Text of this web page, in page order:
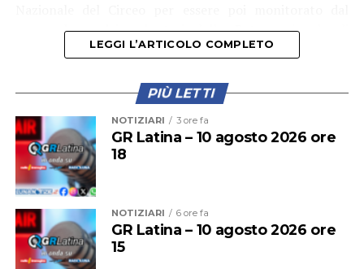
personale e dai volontari della Rete regionale di
protezione delle tartarughe. “Nei prossimi giorni
emersioni”, assicurano gli esperti.
LEGGI L’ARTICOLO COMPLETO
PIÙ LETTI
NOTIZIARI 3 ore fa
GR Latina – 10 agosto 2026 ore
18
NOTIZIARI 6 ore fa
GR Latina – 10 agosto 2026 ore
15